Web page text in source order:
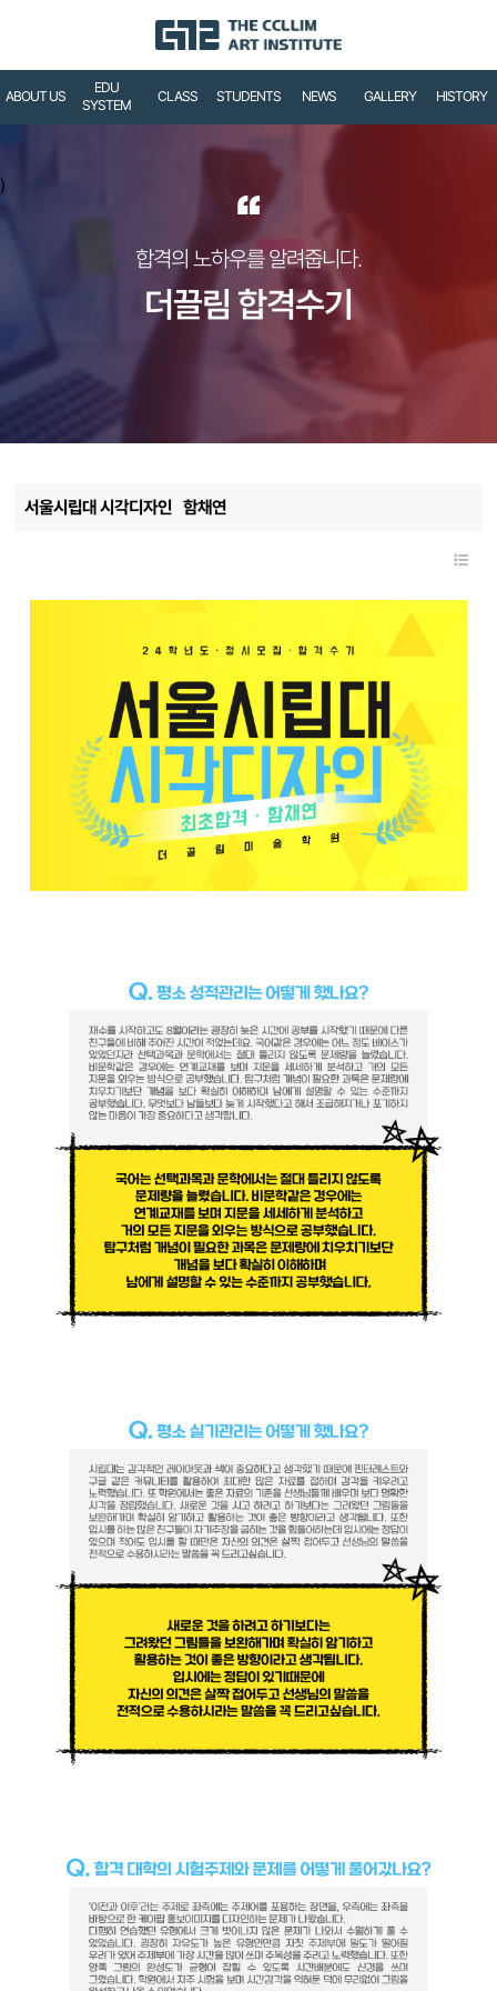
ABOUT US
EDU
SYSTEM
CLASS STUDENTS NEWS GALLERY HISTORY
)
“
합격의 노하우를 알려줍니다.
더끌림 합격수기
서울시립대 시각디자인 함채연